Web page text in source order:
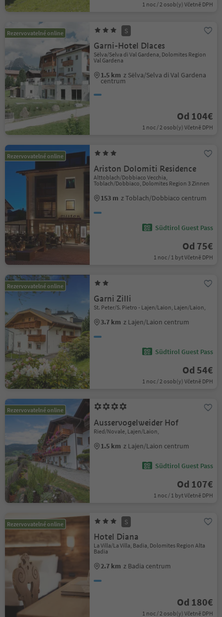
1 noc / 2 osob(y) Včetně DPH
Rezervovatelné online S
Garni-Hotel Dlaces
Sëlva/Selva di Val Gardena, Dolomites Region
Val Gardena
1.5 km z Sëlva/Selva di Val Gardena
centrum
Od 104€
1 noc / 2 osob(y) Včetně DPH
Rezervovatelné online
Ariston Dolomiti Residence
Alttoblach/Dobbiaco Vecchia,
Toblach/Dobbiaco, Dolomites Region 3 Zinnen
153 m z Toblach/Dobbiaco centrum
Südtirol Guest Pass
Od 75€
1 noc / 1 byt Včetně DPH
Rezervovatelné online
Garni Zilli
St. Peter/S. Pietro - Lajen/Laion, Lajen/Laion,
3.7 km z Lajen/Laion centrum
Südtirol Guest Pass
Od 54€
1 noc / 2 osob(y) Včetně DPH
Rezervovatelné online
Ausservogelweider Hof
Ried/Novale, Lajen/Laion,
1.5 km z Lajen/Laion centrum
Südtirol Guest Pass
Od 107€
1 noc / 1 byt Včetně DPH
Rezervovatelné online S
Hotel Diana
La Villa/La Villa, Badia, Dolomites Region Alta
Badia
2.7 km z Badia centrum
Od 180€
1 noc / 2 osob(y) Včetně DPH